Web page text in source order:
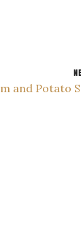
and Potato